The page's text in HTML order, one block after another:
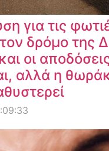
για τις
δρόμο της
οι
αλλά η